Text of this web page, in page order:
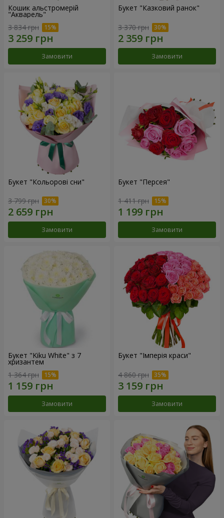
Кошик альстромерій
"Акварель"
3 834 грн
Замовити
Букет "Казковий ранок"
3 370 грн
Замовити
Букет "Кольорові сни"
3 799 грн
Замовити
Букет "Персея"
1 411 грн
Замовити
Букет "Kiku White" з 7
хризантем
1 364 грн
Замовити
Букет "Імперія краси"
4 860 грн
Замовити